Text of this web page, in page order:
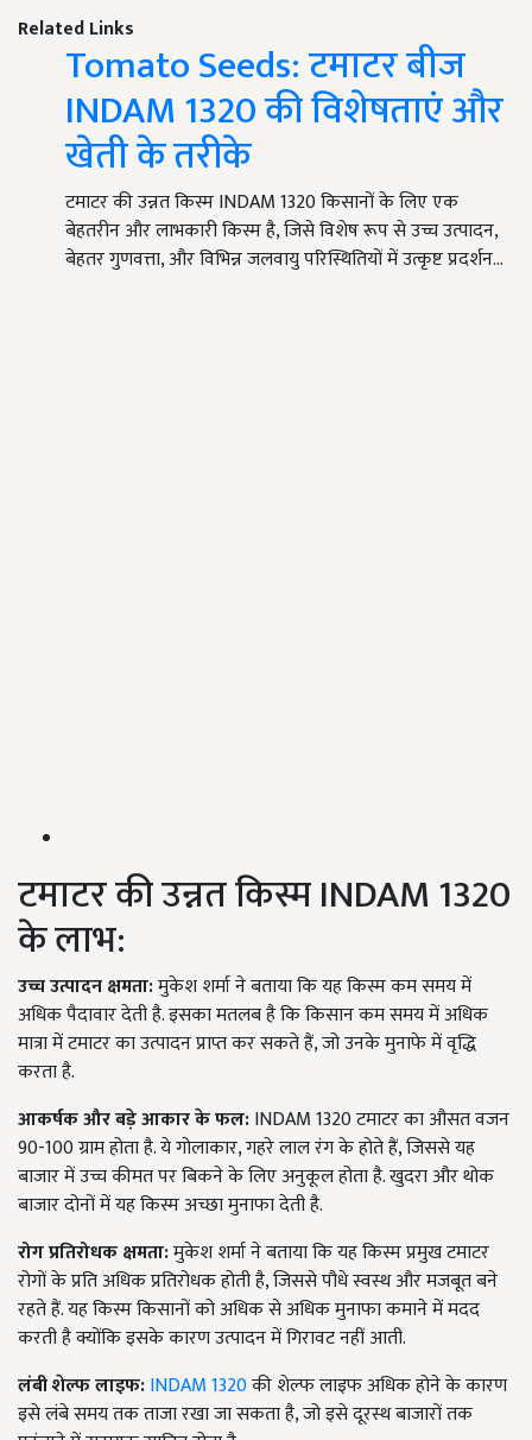
Related Links
Tomato Seeds: टमाटर बीज
INDAM 1320 की विशेषताएं और
खेती के तरीके
टमाटर की उन्नत किस्म INDAM 1320 किसानों के लिए एक
बेहतरीन और लाभकारी किस्म है, जिसे विशेष रूप से उच्च उत्पादन,
बेहतर गुणवत्ता, और विभिन्न जलवायु परिस्थितियों में उत्कृष्ट प्रदर्शन…
टमाटर की उन्नत किस्म INDAM 1320
के लाभ:
उच्च उत्पादन क्षमता:मुकेश शर्मा ने बताया कि यह किस्म कम समय में
अधिक पैदावार देती है. इसका मतलब है कि किसान कम समय में अधिक
मात्रा में टमाटर का उत्पादन प्राप्त कर सकते हैं, जो उनके मुनाफे में वृद्धि
करता है.
आकर्षक और बड़े आकार के फल:INDAM 1320 टमाटर का औसत वजन
90-100 ग्राम होता है. ये गोलाकार, गहरे लाल रंग के होते हैं, जिससे यह
बाजार में उच्च कीमत पर बिकने के लिए अनुकूल होता है. खुदरा और थोक
बाजार दोनों में यह किस्म अच्छा मुनाफा देती है.
रोग प्रतिरोधक क्षमता:मुकेश शर्मा ने बताया कि यह किस्म प्रमुख टमाटर
रोगों के प्रति अधिक प्रतिरोधक होती है, जिससे पौधे स्वस्थ और मजबूत बने
रहते हैं. यह किस्म किसानों को अधिक से अधिक मुनाफा कमाने में मदद
करती है क्योंकि इसके कारण उत्पादन में गिरावट नहीं आती.
लंबी शेल्फ लाइफ:INDAM 1320की शेल्फ लाइफ अधिक होने के कारण
इसे लंबे समय तक ताजा रखा जा सकता है, जो इसे दूरस्थ बाजारों तक